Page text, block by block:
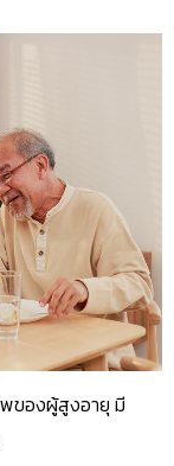
ของผู้สูงอายุ มี